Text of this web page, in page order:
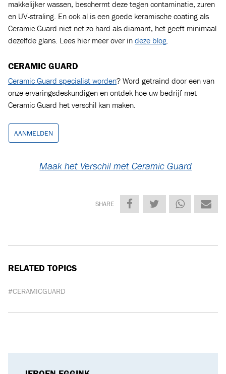
De huidige blanke autolakken hebben een hardheid van tussen
de 1 en 4 op de hardheidsschaal van Mohs. Glascoatings
schaal van Mohs zou dit betekenen dat de blanke lak zo hard
wordt als diamant, met als gevolg dat er geen kras meer in de
verwarring en misleiding vandaan komt. 9H spreekt over de
gaat geen 9H potlood verandering in brengen. De lak van de
met een diamant in kunt krassen.
Toch biedt een glas- of keramische coating veel voordeel. De
Ceramic Guard niet net zo hard als diamant, het geeft minimaal